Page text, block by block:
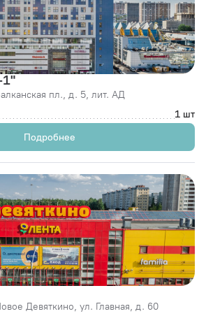
1"
пл., д. 5, лит. АД
1 шт
Подробнее
Девяткино, ул. Главная, д. 60